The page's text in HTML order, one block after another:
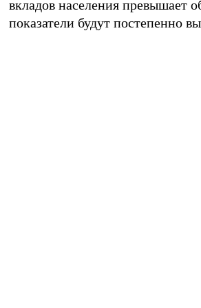
вкладов населения превышает
показатели будут постепенно